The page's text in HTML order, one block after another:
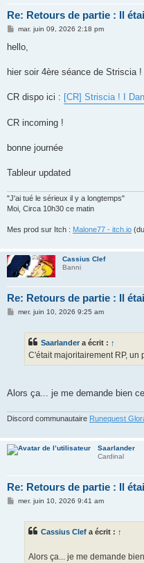
Re: Retours de partie : Il
M
s
g
mar. juin 09, 2026 2:18 pm
hello,
hier soir 4ère séance de Striscia !
CR dispo ici : [CR] Striscia ! I
CR incoming !
bonne journée
Tableur updated
"J'ai tué le sérieux il y a longtemps"
Moi, Circa 10h30 ce matin
Mes prod sur Itch : Malone77 - itch.io
Cassius Clef
Banni
Re: Retours de partie : Il
Mmer. juin 10, 2026 9:25 am
Saarlander a écrit : ↑
C'était majoritairement RP, un
Alors ça... je me demande bien
Discord communautaire Runequest
Saarlander
Cardinal
Re: Retours de partie : Il
Mmer. juin 10, 2026 9:41 am
Cassius Clef a écrit : ↑
Alors ça... je me demande